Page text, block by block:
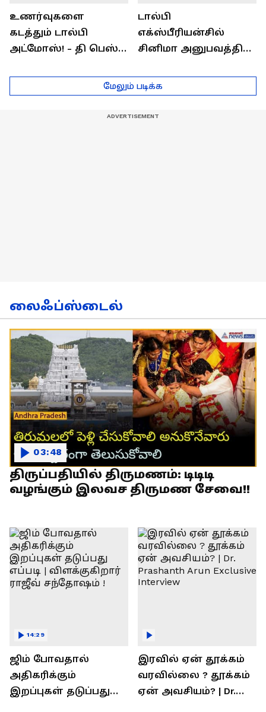
உணர்வுகளை
கடத்தும் டால்பி
அட்மோஸ்! - தி பெஸ்ட்
எக்ஸ்பீரியன்ஸ்
டால்பி
எக்ஸ்பீரியன்சில்
சினிமா அனுபவத்தில்
மேலும் படிக்க
லைஃப்ஸ்டைல்
திருப்பதியில் திருமணம்: டிடிடி
வழங்கும் இலவச திருமண சேவை!!
03:48
ஜிம் போவதால்
அதிகரிக்கும்
இறப்புகள் தடுப்பது
14:29
இரவில் ஏன் தூக்கம்
வரவில்லை ? தூக்கம்
ஏன் அவசியம்? | Dr.